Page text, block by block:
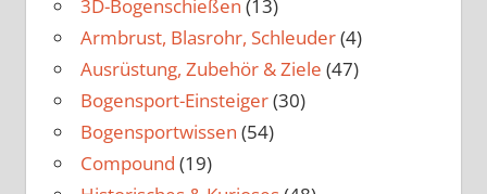
3D-Bogenschießen (13)
Armbrust, Blasrohr, Schleuder(4)
Ausrüstung, Zubehör & Ziele (47)
Bogensport-Einsteiger(30)
Bogensportwissen (54)
Compound (19)